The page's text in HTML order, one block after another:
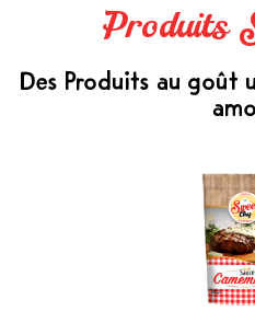
Produits
Des Produits au goût